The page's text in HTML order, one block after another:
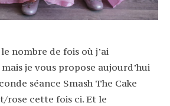
nombre de fois où j’ai
je vous propose aujourd’hui
séance Smash The Cake
rose cette fois ci. Et le